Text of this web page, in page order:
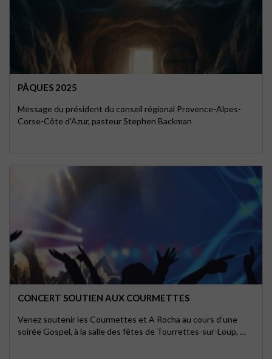
PÂQUES 2025
Message du président du conseil régional Provence-Alpes-
Corse-Côte d'Azur, pasteur Stephen Backman
CONCERT SOUTIEN AUX COURMETTES
Venez soutenir les Courmettes et A Rocha au cours d'une
soirée Gospel, à la salle des fêtes de Tourrettes-sur-Loup, …